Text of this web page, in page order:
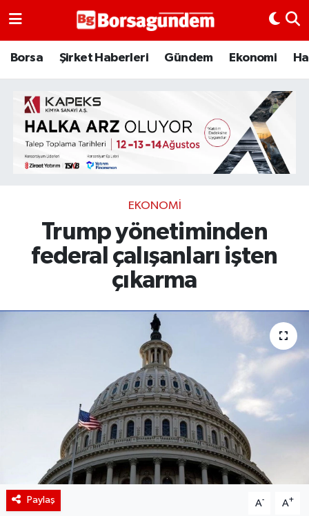
Borsa Şirket Haberleri Gündem Ekonomi
EKONOMI
Trump yönetiminden
federal çalışanları işten
çıkarma
Paylaş A- A+
Borsa
Emtia
Galeri
Bitcoin
Şirket Haberleri
Ekonomik Takvim
Kiripto Para Piyasası
Gizlilik Sözleşmesi
Hakkımızda